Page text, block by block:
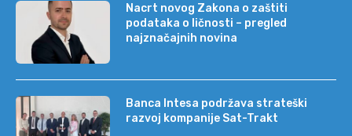
Nacrt novog Zakona o zaštiti
podataka o ličnosti – pregled
najznačajnih novina
Banca Intesa podržava strateški
razvoj kompanije Sat-Trakt